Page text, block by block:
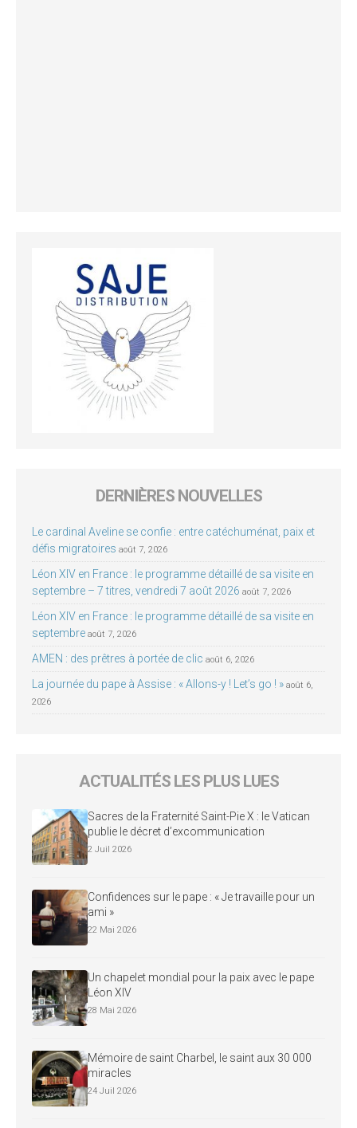
DERNIÈRES NOUVELLES
Le cardinal Aveline se confie : entre catéchuménat, paix et
défis migratoires août 7, 2026
Léon XIV en France : le programme détaillé de sa visite en
septembre – 7 titres, vendredi 7 août 2026 août 7, 2026
Léon XIV en France : le programme détaillé de sa visite en
septembre août 7, 2026
AMEN : des prêtres à portée de clic août 6, 2026
La journée du pape à Assise : « Allons-y ! Let’s go ! » août 6,
2026
ACTUALITÉS LES PLUS LUES
Sacres de la Fraternité Saint-Pie X : le Vatican
publie le décret d’excommunication
2 Juil 2026
Confidences sur le pape : « Je travaille pour un
ami »
22 Mai 2026
Un chapelet mondial pour la paix avec le pape
Léon XIV
28 Mai 2026
Mémoire de saint Charbel, le saint aux 30 000
miracles
24 Juil 2026